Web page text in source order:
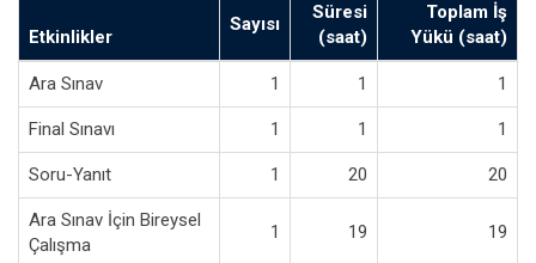
Etkinlikler
Sayısı
Süresi
(saat)
Toplam İş
Yükü (saat)
Ara Sınav 1 1 1
Final Sınavı 1 1 1
Soru-Yanıt 1 20 20
Ara Sınav İçin Bireysel
Çalışma
1 19 19